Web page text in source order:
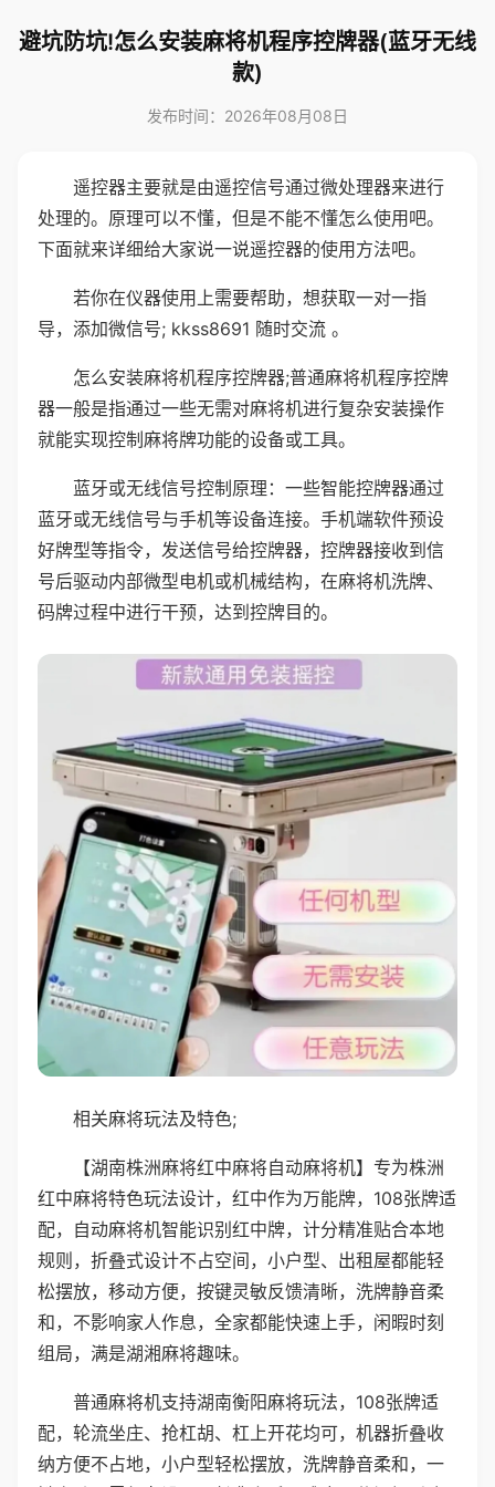
避坑防坑!怎么安装麻将机程序控牌器(蓝牙无线
款)
发布时间：2026年08月08日
遥控器主要就是由遥控信号通过微处理器来进行
处理的。原理可以不懂，但是不能不懂怎么使用吧。
下面就来详细给大家说一说遥控器的使用方法吧。
若你在仪器使用上需要帮助，想获取一对一指
导，添加微信号; kkss8691 随时交流 。
怎么安装麻将机程序控牌器;普通麻将机程序控牌
器一般是指通过一些无需对麻将机进行复杂安装操作
就能实现控制麻将牌功能的设备或工具。
蓝牙或无线信号控制原理：一些智能控牌器通过
蓝牙或无线信号与手机等设备连接。手机端软件预设
好牌型等指令，发送信号给控牌器，控牌器接收到信
号后驱动内部微型电机或机械结构，在麻将机洗牌、
码牌过程中进行干预，达到控牌目的。
相关麻将玩法及特色;
【湖南株洲麻将红中麻将自动麻将机】专为株洲
红中麻将特色玩法设计，红中作为万能牌，108张牌适
配，自动麻将机智能识别红中牌，计分精准贴合本地
规则，折叠式设计不占空间，小户型、出租屋都能轻
松摆放，移动方便，按键灵敏反馈清晰，洗牌静音柔
和，不影响家人作息，全家都能快速上手，闲暇时刻
组局，满是湖湘麻将趣味。
普通麻将机支持湖南衡阳麻将玩法，108张牌适
配，轮流坐庄、抢杠胡、杠上开花均可，机器折叠收
纳方便不占地，小户型轻松摆放，洗牌静音柔和，一